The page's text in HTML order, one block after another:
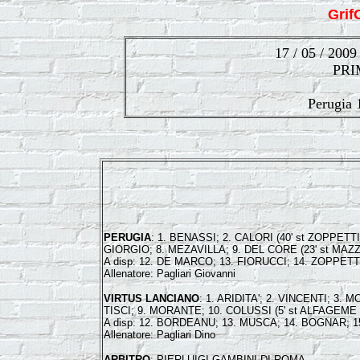
17 / 05 /
Perugia
PERUGIA: 1. BENASSI; 2. CALORI (40' st
GIORGIO; 8. MEZAVILLA; 9. DEL CORE (23' st
A disp: 12. DE MARCO; 13. FIORUCCI; 14.
Allenatore: Pagliari Giovanni
VIRTUS LANCIANO: 1. ARIDITA'; 2. VINCENTI; 3.
TISCI; 9. MORANTE; 10. COLUSSI (5' st
A disp: 12. BORDEANU; 13. MUSCA; 14. BOGNAR;
Allenatore: Pagliari Dino